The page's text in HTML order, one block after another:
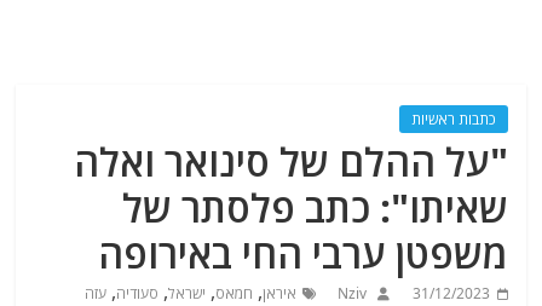
כתבות ראשיות
"על ההלם של סינואר ואלה
שאיתו": כתב פלסתר של
משפטן ערבי החי באירופה
31/12/2023
Nziv איראן, חמאס, ישראל, סעודיה,עזה